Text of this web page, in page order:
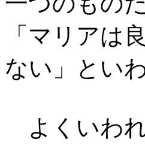
「マリアは
ない」とい
よくいわ